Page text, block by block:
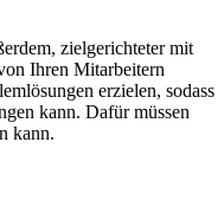
zielgerichteter mit
Ihren Mitarbeitern
erzielen, sodass
kann. Dafür müssen
kann.